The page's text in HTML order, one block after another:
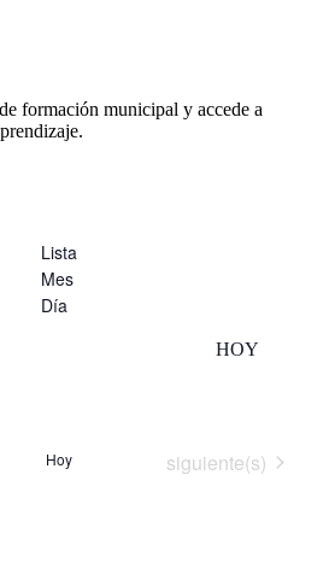
formación municipal y accede a
Lista
Mes
Día
HOY
Hoy Eventos
siguiente(s)